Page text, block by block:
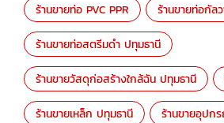
ร้านขายท่อ PVC PPR ร้านขายท่อกัล
ร้านขายท่อสตรีมดำ ปทุมธานี
ร้านขายวัสดุก่อสร้างใกล้ฉัน ปทุมธานี
ร้านขายเหล็ก ปทุมธานี ร้านขายอุปก